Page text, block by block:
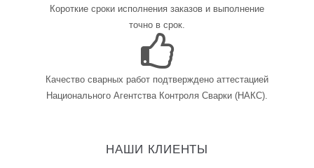
Короткие сроки исполнения заказов и выполнение
точно в срок.
Качество сварных работ подтверждено аттестацией
Национального Агентства Контроля Сварки (НАКС).
НАШИ КЛИЕНТЫ